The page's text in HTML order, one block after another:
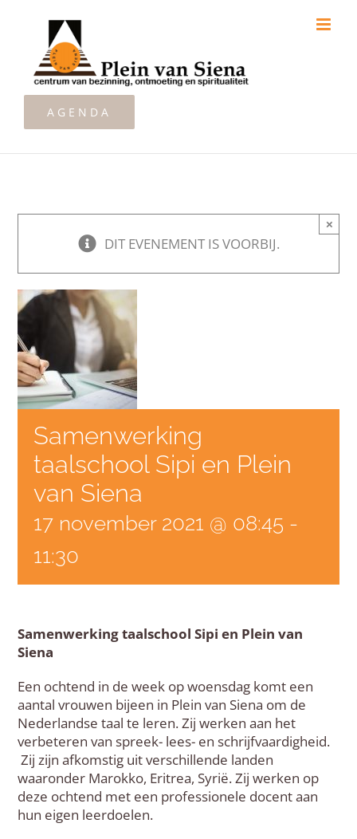
AGENDA
DIT EVENEMENT IS VOORBIJ.
×
Samenwerking
taalschool Sipi en Plein
van Siena
17 november 2021 @ 08:45 -
11:30
Samenwerking taalschool Sipi en Plein van
Siena
Een ochtend in de week op woensdag komt een
aantal vrouwen bijeen in Plein van Siena om de
Nederlandse taal te leren. Zij werken aan het
verbeteren van spreek- lees- en schrijfvaardigheid.
Zij zijn afkomstig uit verschillende landen
waaronder Marokko, Eritrea, Syrië. Zij werken op
deze ochtend met een professionele docent aan
hun eigen leerdoelen.